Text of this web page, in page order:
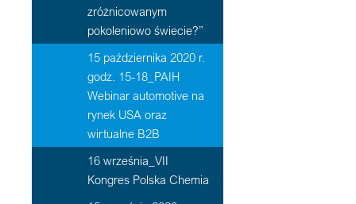
zróżnicowanym
pokoleniowo świecie?”
15 października 2020 r.
godz. 15-18_PAIH
Webinar automotive na
rynek USA oraz
wirtualne B2B
16 września_VII
Kongres Polska Chemia